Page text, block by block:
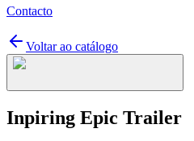
Contacto
Voltar ao catálogo
Inpiring Epic Trailer